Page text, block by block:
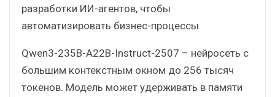
разработки ИИ-агентов, чтобы
автоматизировать бизнес-процессы.
Qwen3-235B-A22B-Instruct-2507 – нейросеть с
большим контекстным окном до 256 тысяч
токенов. Модель может удерживать в памяти